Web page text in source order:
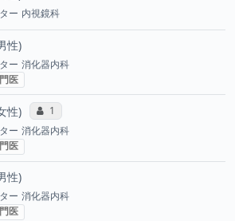
ー 内視鏡科
性
ー 消化器内科
医
性 コミュニケーション・タイプ投票数
1
ー 消化器内科
医
性
ー 消化器内科
医